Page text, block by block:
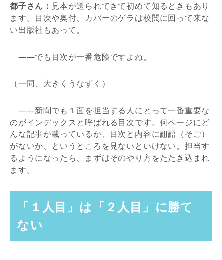
都子さん： 見本が送られてきて初めて知るときもあり
ます。目次や奥付、カバーのゲラは校閲に回って来な
い出版社もあって。
――でも目次が一番危険ですよね。
（一同、大きくうなずく）
――新聞でも１面を担当する人にとって一番重要な
のがインデックスと呼ばれる目次です。何ページにど
んな記事が載っているか、目次と内容に齟齬（そご）
がないか、というところを見ないといけない。担当す
るようになったら、まずはそのやり方をたたき込まれ
ます。
「１人目」は「２人目」に勝て
ない